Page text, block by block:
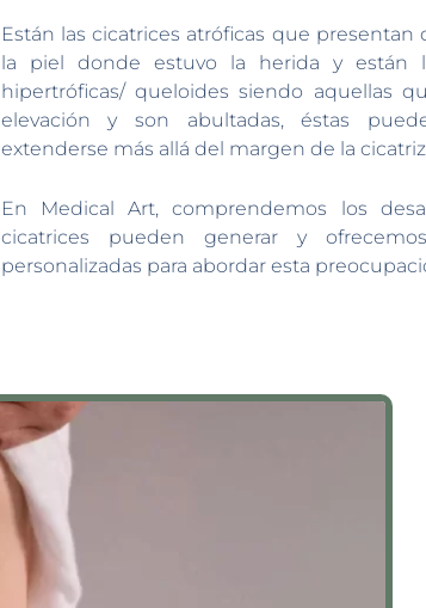
Están las cicatrices atróficas que presentan
la piel donde estuvo la herida y están
hipertróficas/ queloides siendo aquellas
elevación y son abultadas, éstas
extenderse más allá del margen de la
En Medical Art, comprendemos los
cicatrices pueden generar y
personalizadas para abordar esta